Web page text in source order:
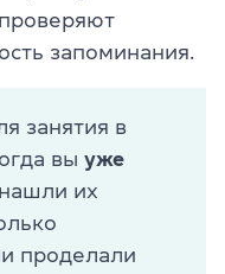
запоминания.
занятия в
вы уже
их
проделали